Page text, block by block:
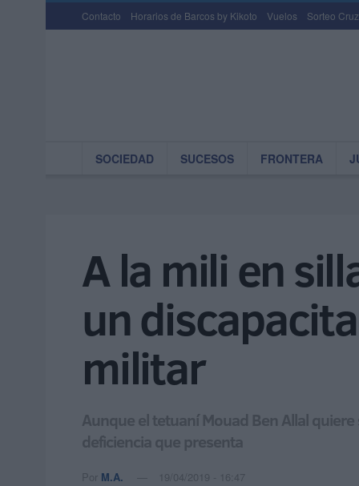
Contacto Horarios de Barcos by Kikoto Vuelos Sorteo
SOCIEDAD SUCESOS FRONTERA
A la mili en
un
militar
Aunque el tetuaní Mouad Ben Allal
deficiencia que presenta
Por M.A. 19/04/2019 - 16:47